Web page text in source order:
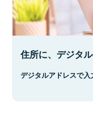
住所に、デジタル
デジタルアドレスで入